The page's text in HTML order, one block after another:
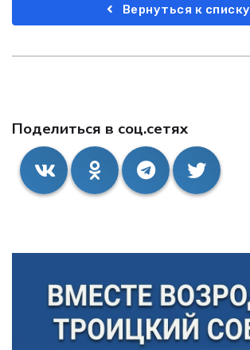
Поделиться в соц.сетях
Вернуться к списку